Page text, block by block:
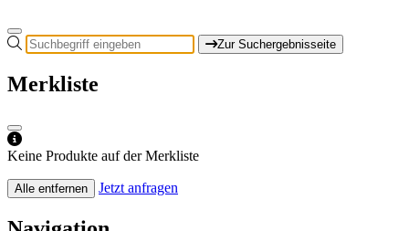
Zur Suchergebnisseite
Merkliste
Keine Produkte auf der Merkliste
Alle entfernen Jetzt anfragen